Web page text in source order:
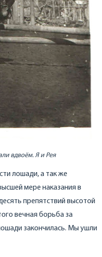
вдвоём. Я и Рея
лошади, а так же
мере наказания в
препятствий высотой
вечная борьба за
закончилась. Мы ушли